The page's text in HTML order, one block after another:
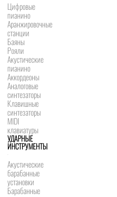
Цифровые
пианино
Аранжировочные
станции
Баяны
Рояли
Акустические
пианино
Аккордеоны
Аналоговые
синтезаторы
Клавишные
синтезаторы
MIDI
клавиатуры
УДАРНЫЕ
ИНСТРУМЕНТЫ
Акустические
барабанные
установки
Барабанные